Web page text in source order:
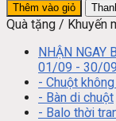
Thêm vào giỏ
Quà tặng / Khuyến
NHẬN NGAY
01/09 - 30/
- Chuột
- Bàn di chuột
- Balo thời